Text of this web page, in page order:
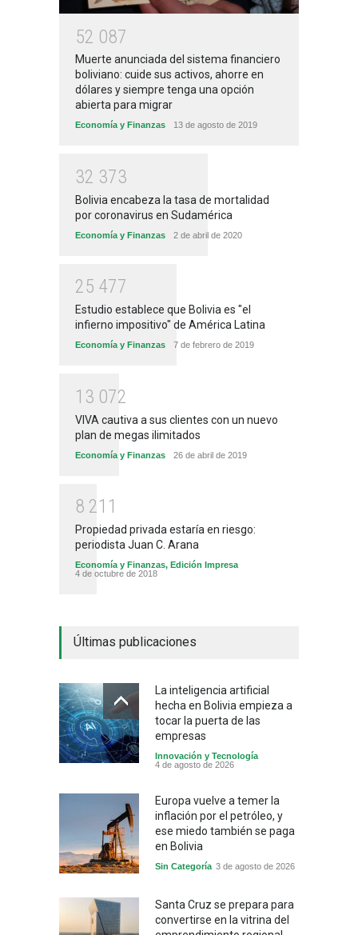
52 087
Muerte anunciada del sistema financiero
boliviano: cuide sus activos, ahorre en
dólares y siempre tenga una opción
abierta para migrar
Economía y Finanzas 13 de agosto de 2019
32 373
Bolivia encabeza la tasa de mortalidad
por coronavirus en Sudamérica
Economía y Finanzas 2 de abril de 2020
25 477
Estudio establece que Bolivia es "el
infierno impositivo" de América Latina
Economía y Finanzas 7 de febrero de 2019
1 3 072
VIVA cautiva a sus clientes con un nuevo
plan de megas ilimitados
Economía y Finanzas 26 de abril de 2019
8 21 1
Propiedad privada estaría en riesgo:
periodista Juan C. Arana
Economía y Finanzas, Edición Impresa
4 de octubre de 2018
Últimas publicaciones
La inteligencia artificial
hecha en Bolivia empieza a
tocar la puerta de las
empresas
Innovación y Tecnología
4 de agosto de 2026
Europa vuelve a temer la
inflación por el petróleo, y
ese miedo también se paga
en Bolivia
Sin Categoría 3 de agosto de 2026
Santa Cruz se prepara para
convertirse en la vitrina del